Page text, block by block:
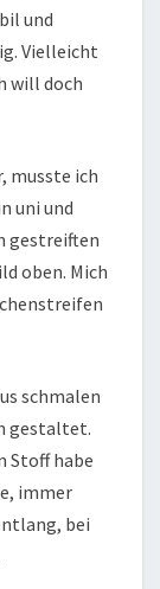
und
Vielleicht
will doch
musste ich
uni und
gestreiften
oben. Mich
schmalen
gestaltet.
Stoff habe
immer
bei